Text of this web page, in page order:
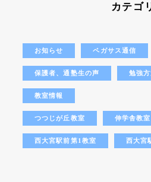
カテゴ
お知らせ ペガサス通信
保護者、通塾生の声 勉強方
教室情報
つつじが丘教室 伸学舎教室
西大宮駅前第1教室 西大宮